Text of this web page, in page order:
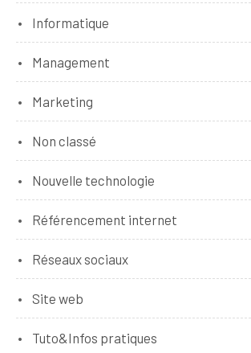
Informatique
Management
Marketing
Non classé
Nouvelle technologie
Référencement internet
Réseaux sociaux
Site web
Tuto&Infos pratiques